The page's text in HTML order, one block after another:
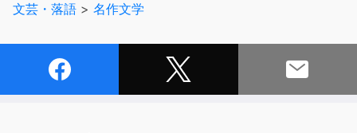
文芸・落語 > 名作文学